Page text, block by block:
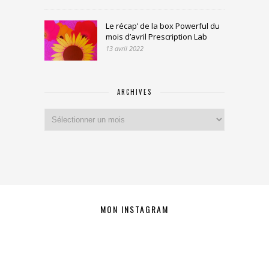
Le récap’ de la box Powerful du
mois d’avril Prescription Lab
13 avril 2022
ARCHIVES
MON INSTAGRAM